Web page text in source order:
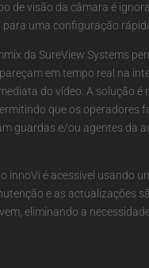
de visão da câmara é
uma configuração
da SureView Systems
em tempo real na
do vídeo. A solução é
que os operadores
guardas e/ou agentes da
innoVi é acessível usando
e as actualizações
eliminando a